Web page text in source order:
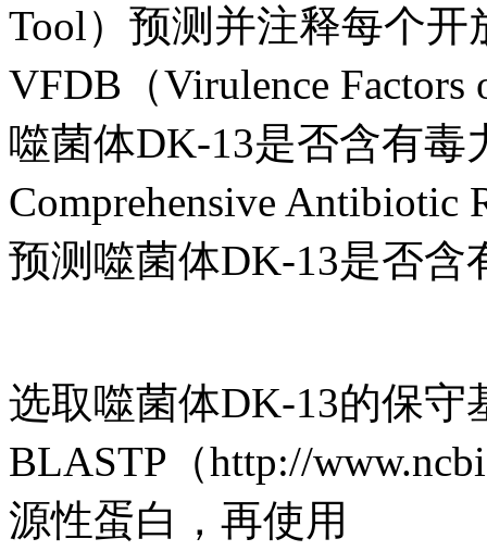
Tool）预测并注释每个
VFDB（Virulence Factors
噬菌体DK-13是否含有毒
Comprehensive Antibiotic
预测噬菌体DK-13是否含
选取噬菌体DK-13的保守
BLASTP（http://
源性蛋白，再使用